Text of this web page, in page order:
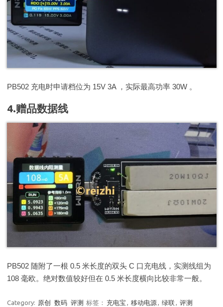
PB502 充电时申请档位为 15V 3A ，实际最高功率 30W 。
4.赠品数据线
PB502 随附了一根 0.5 米长度的双头 C 口充电线，实测线组为
108 毫欧。绝对数值较好但在 0.5 米长度横向比较非常一般。
Category: 原创 数码 评测 标签： 充电宝 , 移动电源, 绿联 , 评测